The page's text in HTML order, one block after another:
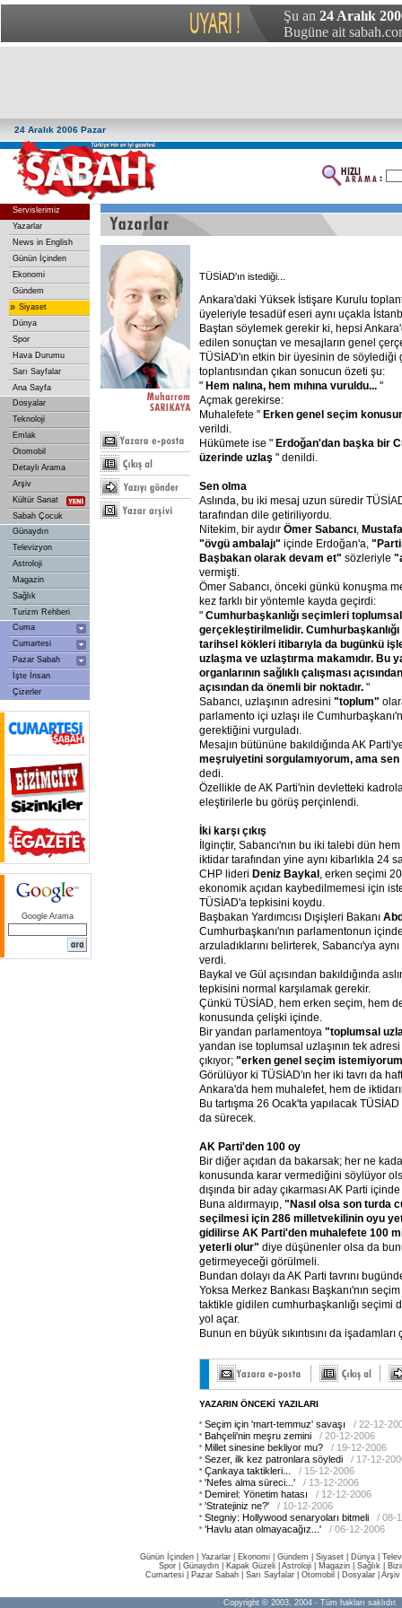
Şu an 24 Aralık
Bugüne ait
24 Aralık 2006 Pazar
Servislerimiz
Yazarlar
News in English
Günün İçinden
Ekonomi
Gündem
» Siyaset
Dünya
Spor
Hava Durumu
Sarı Sayfalar
Ana Sayfa
Dosyalar
Teknoloji
Emlak
Otomobil
Detaylı Arama
Arşiv
Kültür Sanat
Sabah Çocuk
Günaydın
Televizyon
Astroloji
Magazin
Sağlık
Turizm Rehberi
Cuma
Cumartesi
Pazar Sabah
İşte İnsan
Çizerler
Google Arama
TÜSİAD'ın istediği...
Ankara'daki Yüksek İstişare Kurulu
üyeleriyle tesadüf eseri aynı uçakla
Baştan söylemek gerekir ki, hepsi
edilen sonuçtan ve mesajların genel
TÜSİAD'ın etkin bir üyesinin de söylediği
toplantısından çıkan sonucun özeti şu:
" Hem nalına, hem mıhına vuruldu... "
Açmak gerekirse:
Muhalefete " Erken genel seçim
verildi.
Hükümete ise " Erdoğan'dan başka bir
üzerinde uzlaş " denildi.
Sen olma
Aslında, bu iki mesaj uzun süredir
tarafından dile getiriliyordu.
Nitekim, bir aydır Ömer Sabancı, Mustafa
"övgü ambalajı" içinde Erdoğan'a,
Başbakan olarak devam et" sözleriyle
vermişti.
Ömer Sabancı, önceki günkü konuşma
kez farklı bir yöntemle kayda geçirdi:
" Cumhurbaşkanlığı seçimleri toplumsal
gerçekleştirilmelidir. Cumhurbaşkanlığı
tarihsel kökleri itibarıyla da bugünkü
uzlaşma ve uzlaştırma makamıdır. Bu
organlarının sağlıklı çalışması açısından
açısından da önemli bir noktadır. "
Sabancı, uzlaşının adresini "toplum"
parlamento içi uzlaşı ile
gerektiğini vurguladı.
Mesajın bütününe bakıldığında AK
meşruiyetini sorgulamıyorum, ama sen
dedi.
Özellikle de AK Parti'nin devletteki
eleştirilerle bu görüş perçinlendi.
İki karşı çıkış
İlginçtir, Sabancı'nın bu iki talebi dün
iktidar tarafından yine aynı kibarlıkla 24
CHP lideri Deniz Baykal , erken seçimi
ekonomik açıdan kaybedilmemesi için
TÜSİAD'a tepkisini koydu.
Başbakan Yardımcısı Dışişleri Bakanı
Cumhurbaşkanı'nın parlamentonun
arzuladıklarını belirterek, Sabancı'ya
verdi.
Baykal ve Gül açısından bakıldığında
tepkisini normal karşılamak gerekir.
Çünkü TÜSİAD, hem erken seçim, hem
konusunda çelişki içinde.
Bir yandan parlamentoya "toplumsal
yandan ise toplumsal uzlaşının tek adresi
çıkıyor; "erken genel seçim
Görülüyor ki TÜSİAD'ın her iki tavrı da
Ankara'da hem muhalefet, hem de
Bu tartışma 26 Ocak'ta yapılacak
da sürecek.
AK Parti'den 100 oy
Bir diğer açıdan da bakarsak; her ne
konusunda karar vermediğini söylüyor
dışında bir aday çıkarması AK Parti içinde
Buna aldırmayıp, "Nasıl olsa son turda
seçilmesi için 286 milletvekilinin oyu
gidilirse AK Parti'den muhalefete 100
yeterli olur" diye düşünenler olsa da
getirmeyeceği görülmeli.
Bundan dolayı da AK Parti tavrını
Yoksa Merkez Bankası Başkanı'nın
taktikle gidilen cumhurbaşkanlığı seçimi
yol açar.
Bunun en büyük sıkıntısını da işadamları
YAZARIN ÖNCEKİ YAZILARI
Seçim için 'mart-temmuz' savaşı
/ 22-12-
Bahçeli'nin meşru zemini
/ 20-12-2006
Millet sinesine bekliyor mu?
/ 19-12-2006
Sezer, ilk kez patronlara söyledi
/ 17-12-
Çankaya taktikleri...
/ 15-12-2006
'Nefes alma süreci...'
/ 13-12-2006
Demirel: Yönetim hatası
/ 12-12-2006
'Stratejiniz ne?'
/ 10-12-2006
Stegniy: Hollywood senaryoları bitmeli
/ 08-
'Havlu atan olmayacağız...'
/ 06-12-2006
Günün İçinden Yazarlar Ekonomi Gündem Siyaset Dünya |
Spor
Günaydın Kapak Güzeli Astroloji Magazin Sağlık
Cumartesi
Pazar Sabah Sarı Sayfalar Otomobil Dosyalar Arşiv
Copyright © 2003, 2004 - Tüm hakları saklıdır.